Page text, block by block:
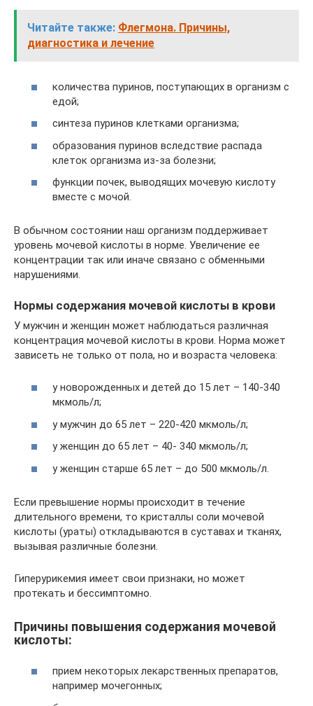
Читайте также: Флегмона. Причины,
диагностика и лечение
количества пуринов, поступающих в организм с
едой;
синтеза пуринов клетками организма;
образования пуринов вследствие распада
клеток организма из-за болезни;
функции почек, выводящих мочевую кислоту
вместе с мочой.
В обычном состоянии наш организм поддерживает
уровень мочевой кислоты в норме. Увеличение ее
концентрации так или иначе связано с обменными
нарушениями.
Нормы содержания мочевой кислоты в крови
У мужчин и женщин может наблюдаться различная
концентрация мочевой кислоты в крови. Норма может
зависеть не только от пола, но и возраста человека:
у новорожденных и детей до 15 лет – 140-340
мкмоль/л;
у мужчин до 65 лет – 220-420 мкмоль/л;
у женщин до 65 лет – 40- 340 мкмоль/л;
у женщин старше 65 лет – до 500 мкмоль/л.
Если превышение нормы происходит в течение
длительного времени, то кристаллы соли мочевой
кислоты (ураты) откладываются в суставах и тканях,
вызывая различные болезни.
Гиперурикемия имеет свои признаки, но может
протекать и бессимптомно.
Причины повышения содержания мочевой
кислоты:
прием некоторых лекарственных препаратов,
например мочегонных;